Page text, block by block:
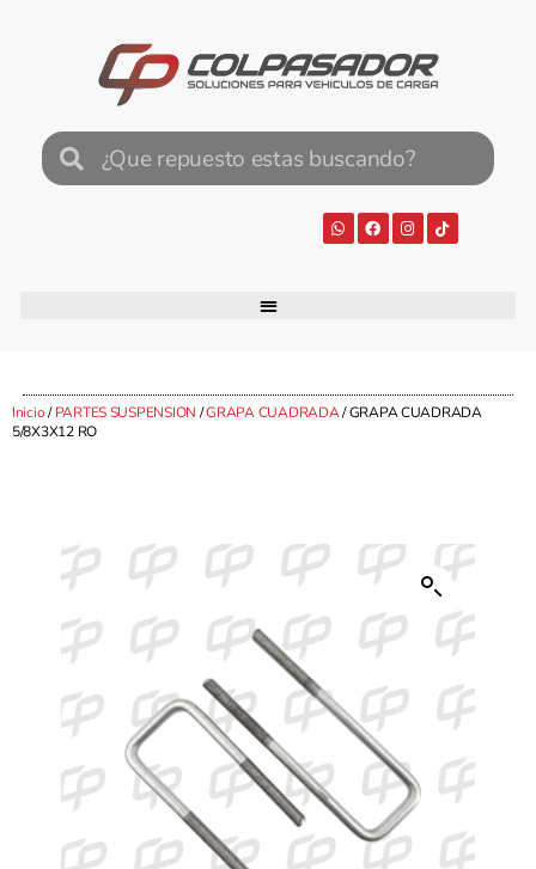
Inicio/PARTES SUSPENSION /GRAPA CUADRADA/ GRAPA CUADRADA
5/8X3X12 RO